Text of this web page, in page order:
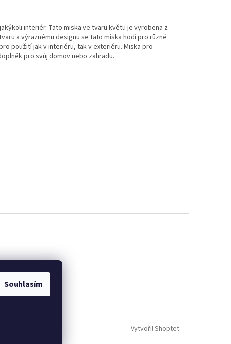
Souhlasím
interiér. Tato miska ve tvaru květu je vyrobena z
a výraznému designu se tato miska hodí pro různé
použití jak v interiéru, tak v exteriéru. Miska pro
pro svůj domov nebo zahradu.
Vytvořil Shoptet